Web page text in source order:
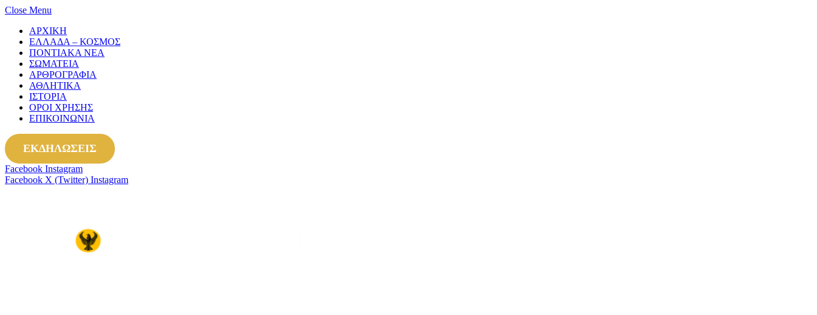
Close Menu
ΑΡΧΙΚΗ
ΕΛΛΑΔΑ – ΚΟΣΜΟΣ
ΠΟΝΤΙΑΚΑ ΝΕΑ
ΣΩΜΑΤΕΙΑ
ΑΡΘΡΟΓΡΑΦΙΑ
ΑΘΛΗΤΙΚΑ
ΙΣΤΟΡΙΑ
ΟΡΟΙ ΧΡΗΣΗΣ
ΕΠΙΚΟΙΝΩΝΙΑ
ΕΚΔΗΛΩΣΕΙΣ
Facebook Instagram
Facebook X (Twitter) Instagram